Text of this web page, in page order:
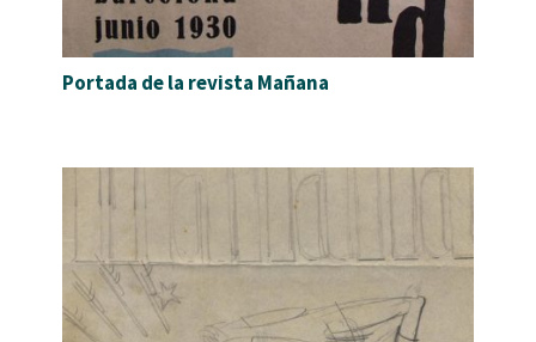
Portada de la revista Mañana